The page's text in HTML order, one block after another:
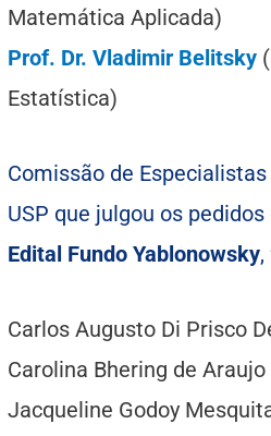
Matemática Aplicada)
Prof. Dr. Vladimir Belitsky
Estatística)
Comissão de
USP que julgou os
Edital Fundo Yablonowsky,
Carlos Augusto Di Prisco
Carolina Bhering de Araujo
Jacqueline Godoy